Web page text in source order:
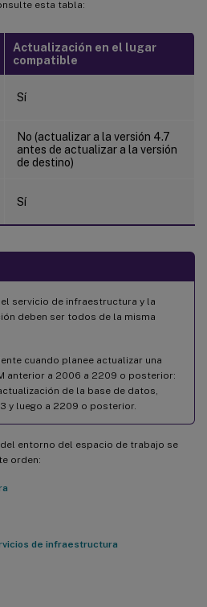
esta tabla:
Actualización en el lugar
compatible
Sí
No (actualizar a la versión 4.7
antes de actualizar a la versión
de destino)
Sí
el servicio de infraestructura y la
deben ser todos de la misma
cuando planee actualizar una
anterior a 2006 a 2209 o posterior:
de la base de datos,
y luego a 2209 o posterior.
entorno del espacio de trabajo se
orden:
de infraestructura